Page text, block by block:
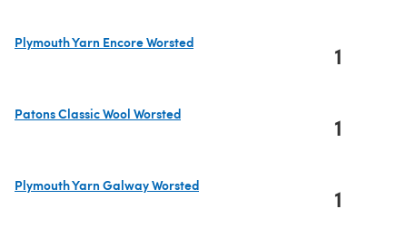
Plymouth Yarn Encore Worsted
1
Patons Classic Wool Worsted
1
Plymouth Yarn Galway Worsted
1